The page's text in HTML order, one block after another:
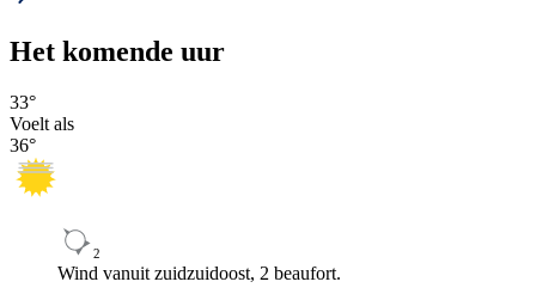
Het komende uur
33°
Voelt als
36°
2
Wind vanuit zuidzuidoost, 2 beaufort.